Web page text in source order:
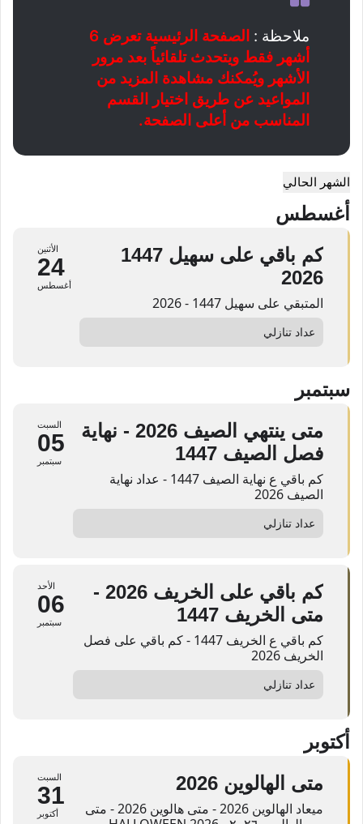
ملاحظة :
الصفحة الرئيسية تعرض 6
أشهر فقط ويتحدث تلقائياً بعد مرور
الأشهر ويُمكنك مشاهدة المزيد من
المواعيد عن طريق اختيار القسم
المناسب من أعلى الصفحة.
الشهر الحالي
أغسطس
الأثنين
24
أغسطس
كم باقي على سهيل 1447
2026
المتبقي على سهيل 1447 - 2026
عداد تنازلي
سبتمبر
السبت
05
سبتمبر
متى ينتهي الصيف 2026 - نهاية
فصل الصيف 1447
كم باقي ع نهاية الصيف 1447 - عداد نهاية
الصيف 2026
عداد تنازلي
الأحد
06
سبتمبر
كم باقي على الخريف 2026 -
متى الخريف 1447
كم باقي ع الخريف 1447 - كم باقي على فصل
الخريف 2026
عداد تنازلي
أكتوبر
السبت
31
أكتوبر
متى الهالوين 2026
ميعاد الهالوين 2026 - متى هالوين 2026 - متى